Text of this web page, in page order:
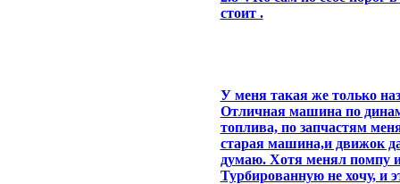
стоит .
У меня такая же только
Отличная машина по
топлива, по запчастям
старая машина,и движок
думаю. Хотя менял помпу
Турбированную не хочу, и